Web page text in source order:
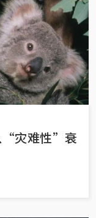
“灾难性”衰